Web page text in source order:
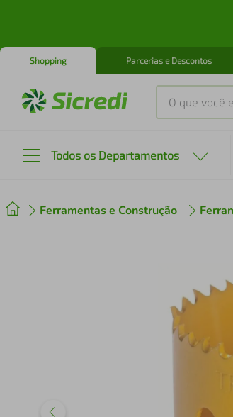
Shopping Parcerias e Descontos
O que você
Todos os Departamentos
Ferramentas e Construção
2º cafeteira
air fryer
iphone